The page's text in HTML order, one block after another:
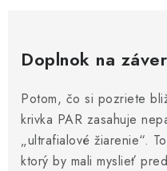
Doplnok na záver
Potom, čo si pozriete
krivka PAR zasahuje
„ultrafialové žiarenie“.
ktorý by mali myslieť